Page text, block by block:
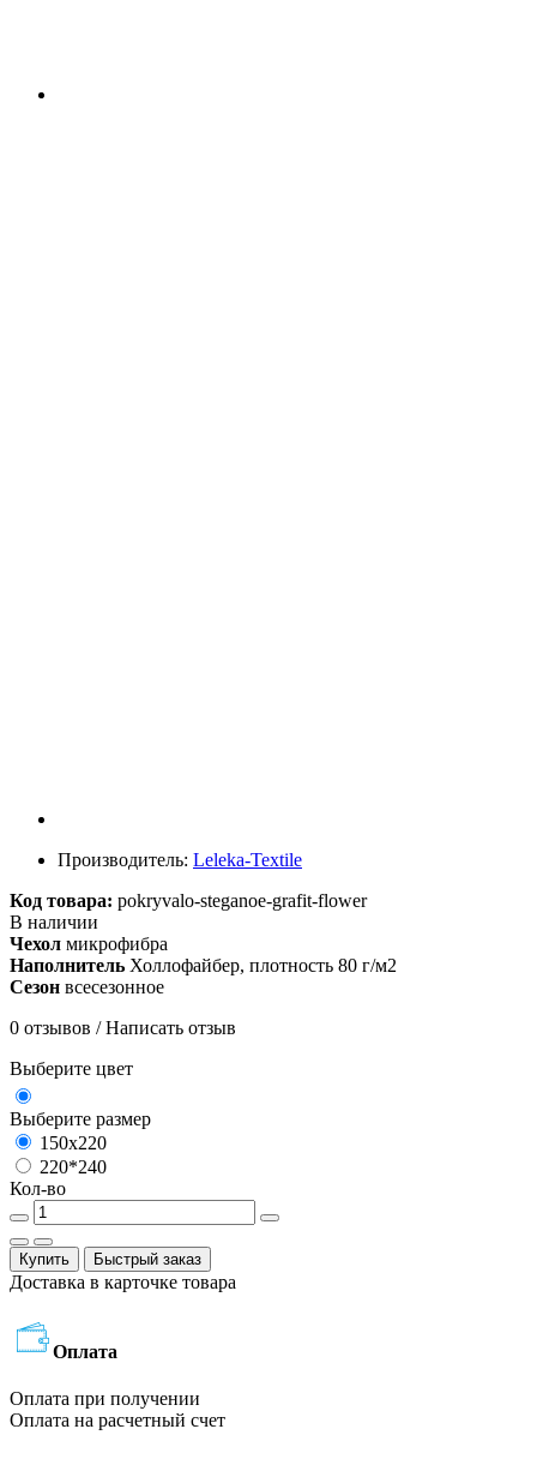
Производитель: Leleka-Textile
Код товара: pokryvalo-steganoe-grafit-flower
В наличии
Чехол микрофибра
Наполнитель Холлофайбер, плотность 80 г/м2
Сезон всесезонное
0 отзывов /Написать отзыв
Выберите цвет
Выберите размер
150х220
220*240
Кол-во
Купить Быстрый заказ
Доставка в карточке товара
Оплата
Оплата при получении
Оплата на расчетный счет